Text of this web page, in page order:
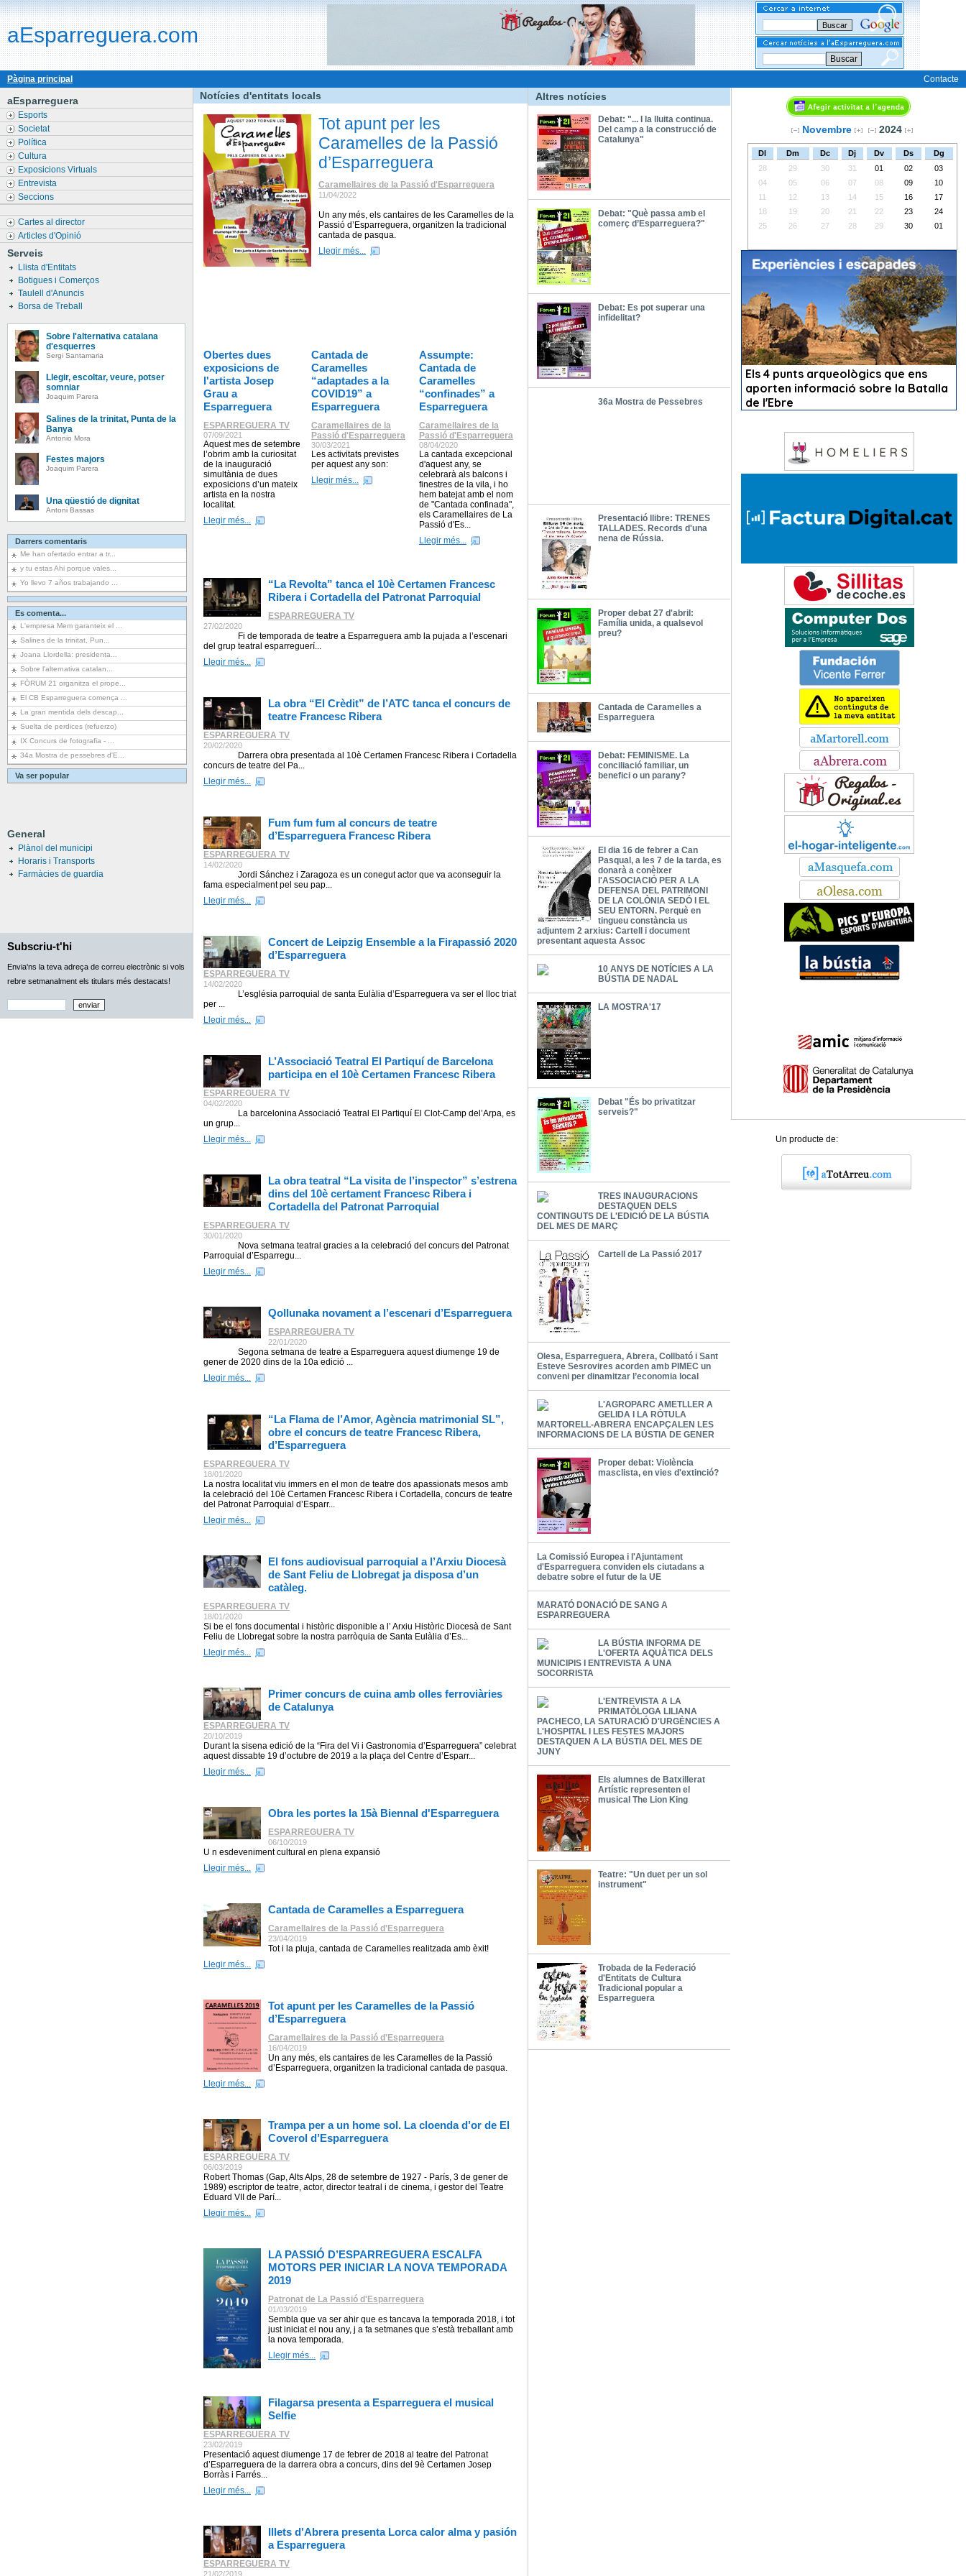
aEsparreguera.com
Buscar
Pàgina principal
Contacte
aEsparreguera
Esports
Societat
Política
Cultura
Exposicions Virtuals
Entrevista
Seccions
Cartes al director
Articles d'Opinió
Serveis
Llista d'Entitats
Botigues i Comerços
Taulell d'Anuncis
Borsa de Treball
Sobre l'alternativa catalana
d'esquerres
Sergi Santamaria
Llegir, escoltar, veure, potser
somniar
Joaquim Parera
Salines de la trinitat, Punta de la
Banya
Antonio Mora
Festes majors
Joaquim Parera
Una qüestió de dignitat
Antoni Bassas
Darrers comentaris
Me han ofertado entrar a tr...
y tu estas Ahi porque vales...
Yo llevo 7 años trabajando ...
Es comenta...
L'empresa Mem garanteix el ...
Salines de la trinitat, Pun...
Joana Llordella: presidenta...
Sobre l'alternativa catalan...
FÒRUM 21 organitza el prope...
El CB Esparreguera comença ...
La gran mentida dels descap...
Suelta de perdices (refuerzo)
IX Concurs de fotografia - ...
34a Mostra de pessebres d'E...
Va ser popular
General
Plànol del municipi
Horaris i Transports
Farmàcies de guardia
Subscriu-t'hi
Envia'ns la teva adreça de correu electrònic si vols
rebre setmanalment els titulars més destacats!
Notícies d'entitats locals
Tot apunt per les
Caramelles de la Passió
d’Esparreguera
Caramellaires de la Passió d'Esparreguera
11/04/2022
Un any més, els cantaires de les Caramelles de la
Passió d’Esparreguera, organitzen la tradicional
cantada de pasqua.
Llegir més...
Obertes dues
exposicions de
l'artista Josep
Grau a
Esparreguera
ESPARREGUERA TV
07/09/2021
Aquest mes de setembre
l’obrim amb la curiositat
de la inauguració
simultània de dues
exposicions d’un mateix
artista en la nostra
localitat.
Llegir més...
Cantada de
Caramelles
“adaptades a la
COVID19” a
Esparreguera
Caramellaires de la
Passió d'Esparreguera
30/03/2021
Les activitats previstes
per aquest any son:
Llegir més...
Assumpte:
Cantada de
Caramelles
“confinades” a
Esparreguera
Caramellaires de la
Passió d'Esparreguera
08/04/2020
La cantada excepcional
d'aquest any, se
celebrarà als balcons i
finestres de la vila, i ho
hem batejat amb el nom
de "Cantada confinada",
els Caramellaires de La
Passió d'Es...
Llegir més...
“La Revolta” tanca el 10è Certamen Francesc
Ribera i Cortadella del Patronat Parroquial
ESPARREGUERA TV
27/02/2020
Fi de temporada de teatre a Esparreguera amb la pujada a l’escenari
del grup teatral esparreguerí...
Llegir més...
La obra “El Crèdit” de l’ATC tanca el concurs de
teatre Francesc Ribera
ESPARREGUERA TV
20/02/2020
Darrera obra presentada al 10è Certamen Francesc Ribera i Cortadella
concurs de teatre del Pa...
Llegir més...
Fum fum fum al concurs de teatre
d’Esparreguera Francesc Ribera
ESPARREGUERA TV
14/02/2020
Jordi Sánchez i Zaragoza es un conegut actor que va aconseguir la
fama especialment pel seu pap...
Llegir més...
Concert de Leipzig Ensemble a la Firapassió 2020
d’Esparreguera
ESPARREGUERA TV
14/02/2020
L’església parroquial de santa Eulàlia d’Esparreguera va ser el lloc triat
per ...
Llegir més...
L’Associació Teatral El Partiquí de Barcelona
participa en el 10è Certamen Francesc Ribera
ESPARREGUERA TV
04/02/2020
La barcelonina Associació Teatral El Partiquí El Clot-Camp del’Arpa, es
un grup...
Llegir més...
La obra teatral “La visita de l’inspector” s’estrena
dins del 10è certament Francesc Ribera i
Cortadella del Patronat Parroquial
ESPARREGUERA TV
30/01/2020
Nova setmana teatral gracies a la celebració del concurs del Patronat
Parroquial d’Esparregu...
Llegir més...
Qollunaka novament a l’escenari d’Esparreguera
ESPARREGUERA TV
22/01/2020
Segona setmana de teatre a Esparreguera aquest diumenge 19 de
gener de 2020 dins de la 10a edició ...
Llegir més...
“La Flama de l’Amor, Agència matrimonial SL”,
obre el concurs de teatre Francesc Ribera,
d’Esparreguera
ESPARREGUERA TV
18/01/2020
La nostra localitat viu immers en el mon de teatre dos apassionats mesos amb
la celebració del 10è Certamen Francesc Ribera i Cortadella, concurs de teatre
del Patronat Parroquial d’Esparr...
Llegir més...
El fons audiovisual parroquial a l’Arxiu Diocesà
de Sant Feliu de Llobregat ja disposa d’un
catàleg.
ESPARREGUERA TV
18/01/2020
Si be el fons documental i històric disponible a l’ Arxiu Històric Diocesà de Sant
Feliu de Llobregat sobre la nostra parròquia de Santa Eulàlia d’Es...
Llegir més...
Primer concurs de cuina amb olles ferroviàries
de Catalunya
ESPARREGUERA TV
20/10/2019
Durant la sisena edició de la “Fira del Vi i Gastronomia d’Esparreguera” celebrat
aquest dissabte 19 d’octubre de 2019 a la plaça del Centre d’Esparr...
Llegir més...
Obra les portes la 15à Biennal d'Esparreguera
ESPARREGUERA TV
06/10/2019
U n esdeveniment cultural en plena expansió
Llegir més...
Cantada de Caramelles a Esparreguera
Caramellaires de la Passió d'Esparreguera
23/04/2019
Tot i la pluja, cantada de Caramelles realitzada amb èxit!
Llegir més...
Tot apunt per les Caramelles de la Passió
d’Esparreguera
Caramellaires de la Passió d'Esparreguera
16/04/2019
Un any més, els cantaires de les Caramelles de la Passió
d’Esparreguera, organitzen la tradicional cantada de pasqua.
Llegir més...
Trampa per a un home sol. La cloenda d’or de El
Coverol d’Esparreguera
ESPARREGUERA TV
06/03/2019
Robert Thomas (Gap, Alts Alps, 28 de setembre de 1927 - París, 3 de gener de
1989) escriptor de teatre, actor, director teatral i de cinema, i gestor del Teatre
Eduard VII de Parí...
Llegir més...
LA PASSIÓ D’ESPARREGUERA ESCALFA
MOTORS PER INICIAR LA NOVA TEMPORADA
2019
Patronat de La Passió d'Esparreguera
01/03/2019
Sembla que va ser ahir que es tancava la temporada 2018, i tot
just iniciat el nou any, j a fa setmanes que s’està treballant amb
la nova temporada.
Llegir més...
Filagarsa presenta a Esparreguera el musical
Selfie
ESPARREGUERA TV
23/02/2019
Presentació aquest diumenge 17 de febrer de 2018 al teatre del Patronat
d’Esparreguera de la darrera obra a concurs, dins del 9è Certamen Josep
Borràs i Farrés...
Llegir més...
Illets d'Abrera presenta Lorca calor alma y pasión
a Esparreguera
ESPARREGUERA TV
21/02/2019
Altres notícies
Debat: "... I la lluita continua.
Del camp a la construcció de
Catalunya"
Debat: "Què passa amb el
comerç d’Esparreguera?"
Debat: Es pot superar una
infidelitat?
36a Mostra de Pessebres
Presentació llibre: TRENES
TALLADES. Records d'una
nena de Rússia.
Proper debat 27 d'abril:
Família unida, a qualsevol
preu?
Cantada de Caramelles a
Esparreguera
Debat: FEMINISME. La
conciliació familiar, un
benefici o un parany?
El dia 16 de febrer a Can
Pasqual, a les 7 de la tarda, es
donarà a conèixer
l'ASSOCIACIÓ PER A LA
DEFENSA DEL PATRIMONI
DE LA COLÒNIA SEDÓ I EL
SEU ENTORN. Perquè en
tingueu constància us
adjuntem 2 arxius: Cartell i document
presentant aquesta Assoc
10 ANYS DE NOTÍCIES A LA
BÚSTIA DE NADAL
LA MOSTRA'17
Debat "És bo privatitzar
serveis?"
TRES INAUGURACIONS
DESTAQUEN DELS
CONTINGUTS DE L'EDICIÓ DE LA BÚSTIA
DEL MES DE MARÇ
Cartell de La Passió 2017
Olesa, Esparreguera, Abrera, Collbató i Sant
Esteve Sesrovires acorden amb PIMEC un
conveni per dinamitzar l’economia local
L'AGROPARC AMETLLER A
GELIDA I LA RÒTULA
MARTORELL-ABRERA ENCAPÇALEN LES
INFORMACIONS DE LA BÚSTIA DE GENER
Proper debat: Violència
masclista, en vies d'extinció?
La Comissió Europea i l'Ajuntament
d'Esparreguera conviden els ciutadans a
debatre sobre el futur de la UE
MARATÓ DONACIÓ DE SANG A
ESPARREGUERA
LA BÚSTIA INFORMA DE
L'OFERTA AQUÀTICA DELS
MUNICIPIS I ENTREVISTA A UNA
SOCORRISTA
L'ENTREVISTA A LA
PRIMATÒLOGA LILIANA
PACHECO, LA SATURACIÓ D'URGÈNCIES A
L'HOSPITAL I LES FESTES MAJORS
DESTAQUEN A LA BÚSTIA DEL MES DE
JUNY
Els alumnes de Batxillerat
Artístic representen el
musical The Lion King
Teatre: "Un duet per un sol
instrument"
Trobada de la Federació
d'Entitats de Cultura
Tradicional popular a
Esparreguera
Novembre 2024
Dl Dm Dc Dj Dv Ds
Dg
28
29 30 31 01 02
03
04
05 06 07 08 09
10
11
12 13 14 15 16
17
18
19 20 21 22 23
24
25
26 27 28 29 30 01
Un producte de: